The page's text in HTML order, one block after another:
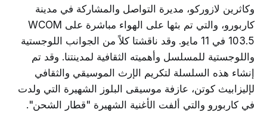
وكاثرين لازوركو، مديرة التواصل والمشاركة في مدينة
كاربورو، والتي تم بثها على الهواء مباشرة على WCOM
103.5 في 11 مايو. وقد ناقشتا كلاً من الجوانب اللوجستية
واللوجستية للمسلسل وأهميته الثقافية لمدينتنا. وقد تم
إنشاء هذه السلسلة لتكريم الإرث الموسيقي والثقافي
لإليزابيث كوتن، عازفة موسيقى البلوز الشهيرة التي ولدت
في كاربورو والتي ألفت الأغنية الشهيرة "قطار الشحن".